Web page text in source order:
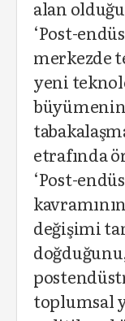
alan
‘Post-
merkezde
yeni
etrafında
‘Post-
değişimi
toplumsal